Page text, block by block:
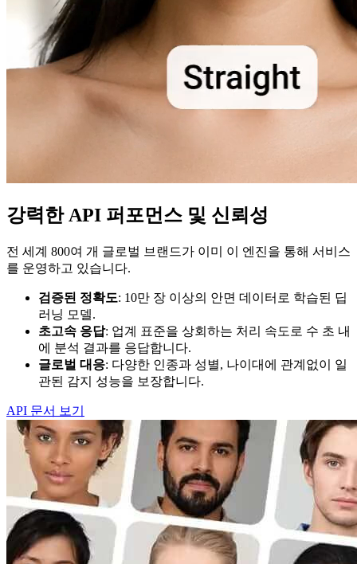
강력한 API 퍼포먼스 및 신뢰성
전 세계 800여 개 글로벌 브랜드가 이미 이 엔진을 통해 서비스
를 운영하고 있습니다.
검증된 정확도: 10만 장 이상의 안면 데이터로 학습된 딥
러닝 모델.
초고속 응답: 업계 표준을 상회하는 처리 속도로 수 초 내
에 분석 결과를 응답합니다.
글로벌 대응: 다양한 인종과 성별, 나이대에 관계없이 일
관된 감지 성능을 보장합니다.
API 문서 보기